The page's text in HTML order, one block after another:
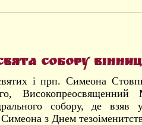
Собору
і прп. Симеона
Високопреосвященний
собору, де взяв
з Днем